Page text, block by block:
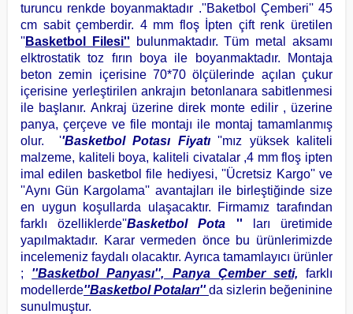
turuncu renkde boyanmaktadır .''Baketbol Çemberi'' 45
cm sabit çemberdir. 4 mm floş İpten çift renk üretilen
''Basketbol Filesi'' bulunmaktadır. Tüm metal aksamı
elktrostatik toz fırın boya ile boyanmaktadır. Montaja
beton zemin içerisine 70*70 ölçülerinde açılan çukur
içerisine yerleştirilen ankrajın betonlanara sabitlenmesi
ile başlanır. Ankraj üzerine direk monte edilir , üzerine
panya, çerçeve ve file montajı ile montaj tamamlanmış
olur. ''Basketbol Potası Fiyatı''mız yüksek kaliteli
malzeme, kaliteli boya, kaliteli civatalar ,4 mm floş ipten
imal edilen basketbol file hediyesi, ''Ücretsiz Kargo'' ve
''Aynı Gün Kargolama'' avantajları ile birleştiğinde size
en uygun koşullarda ulaşacaktır. Firmamız tarafından
farklı özelliklerde''Basketbol Pota ''
ları üretimide
yapılmaktadır. Karar vermeden önce bu ürünlerimizde
incelemeniz faydalı olacaktır. Ayrıca tamamlayıcı ürünler
; ''Basketbol Panyası'', Panya Çember seti, farklı
modellerde''Basketbol Potaları''da sizlerin beğeninine
sunulmuştur.